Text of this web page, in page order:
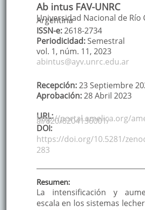
Ab intus FAV-UNRC
Universidad Nacional de Río
Argentina
ISSN-e:2618-2734
Periodicidad: Semestral
vol. 1, núm. 11, 2023
abintus@ayv.unrc.edu.ar
Recepción:23 Septiembre
Aprobación:28 Abril 2023
URL:
http://portal.amelica.org/
al/820/8204136001/
DOI:
https://doi.org/10.5281/
283
Resumen:
La intensificación y
escala en los sistemas